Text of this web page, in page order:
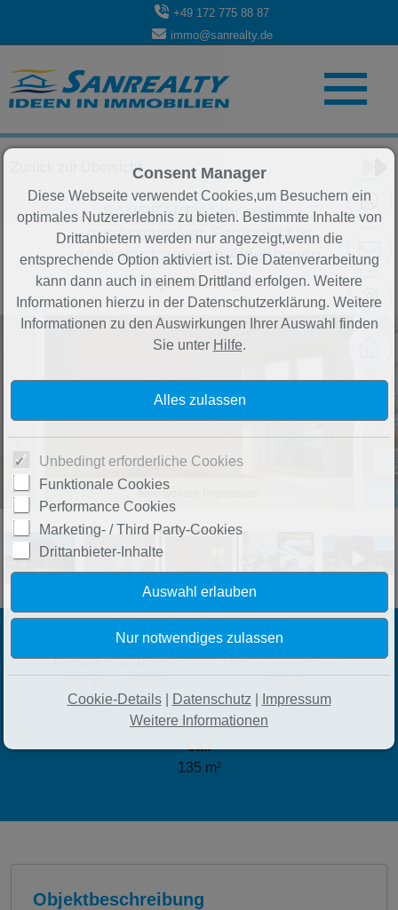
+49 172 775 88 87
immo@sanrealty.de
Zurück zur Übersicht
SANREALTY | Ihr neuer,
repräsentativer Firmensitz in
zentraler Lage von Aldenhoven
Objekt-Nr.: BP_58
SANREALTY | Image Gewerbe
Mietpreis zzgl. NK:
Gesamtfläche ca.:
Büro-/Praxisfläche
ca.:
135 m²
Objektbeschreibung
Consent Manager
Diese Webseite verwendet Cookies,um Besuchern ein
optimales Nutzererlebnis zu bieten. Bestimmte Inhalte von
Drittanbietern werden nur angezeigt,wenn die
entsprechende Option aktiviert ist. Die Datenverarbeitung
kann dann auch in einem Drittland erfolgen. Weitere
Informationen hierzu in der Datenschutzerklärung. Weitere
Informationen zu den Auswirkungen Ihrer Auswahl finden
Sie unter Hilfe.
Unbedingt erforderliche Cookies
Funktionale Cookies
Performance Cookies
Marketing- / Third Party-Cookies
Drittanbieter-Inhalte
Cookie-Details| Datenschutz
Impressum
Weitere Informationen